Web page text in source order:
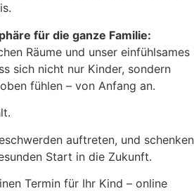
für die ganze Familie:
Räume und unser einfühlsames
sich nicht nur Kinder, sondern
fühlen – von Anfang an.
auftreten, und schenken
Start in die Zukunft.
Termin für Ihr Kind – online